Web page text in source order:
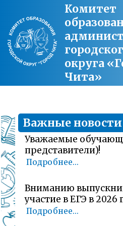
Комитет
округа
Чита»
Важные новости
Уважаемые
представители)!
Подробнее...
Вниманию
участие в ЕГЭ в 2026
Подробнее...